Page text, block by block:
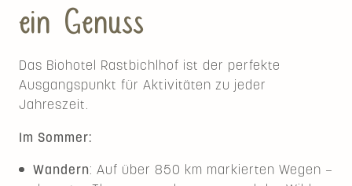
ein Genuss
Das Biohotel Rastbichlhof ist der perfekte
Ausgangspunkt für Aktivitäten zu jeder
Jahreszeit.
Im Sommer:
Wandern: Auf über 850 km markierten Wegen –